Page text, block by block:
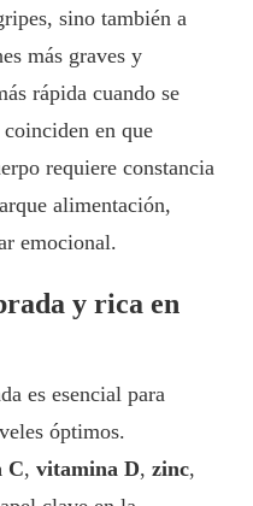
sino también a
más graves y
rápida cuando se
en que
requiere constancia
alimentación,
emocional.
y rica en
es esencial para
óptimos.
C, vitamina D, zinc,